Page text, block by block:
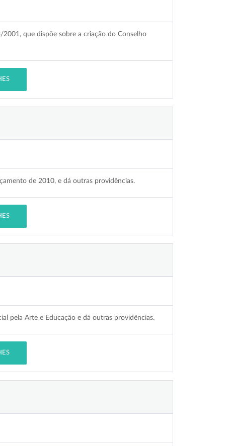
que dispõe sobre a criação do Conselho
de 2010, e dá outras providências.
pela Arte e Educação e dá outras providências.